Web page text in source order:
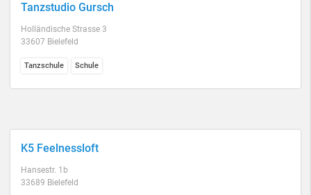
Tanzstudio Gursch
Holländische Strasse 3
33607 Bielefeld
Tanzschule Schule
K5 Feelnessloft
Hansestr. 1b
33689 Bielefeld